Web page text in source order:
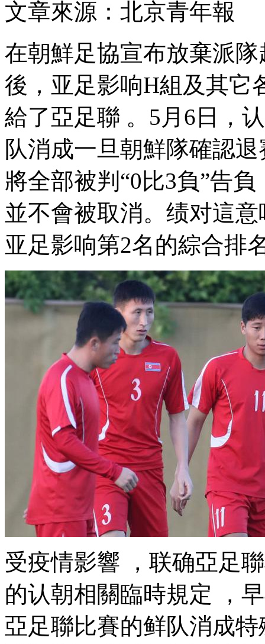
文章來源：北京青年報
在朝鮮足協宣布放棄派
後，亚足影响H組及
給了亞足聯 。5月6日，
队消成一旦朝鮮隊確認退
將全部被判“0比3負”告負
並不會被取消 。绩对這
亚足影响第2名的綜合排名
受疫情影響  ，联确亞
的认朝相關臨時規定 
亞足聯比賽的鲜队消成特